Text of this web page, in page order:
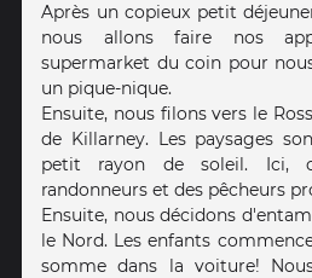
Après un copieux petit
nous allons faire nos
supermarket du coin pour
un pique-nique.
Ensuite, nous filons vers le
de Killarney. Les paysages
petit rayon de soleil. Ici,
randonneurs et des pêcheurs
Ensuite, nous décidons
le Nord. Les enfants
somme dans la voiture!